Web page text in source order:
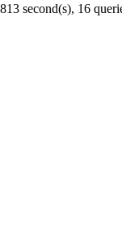
second(s), 16